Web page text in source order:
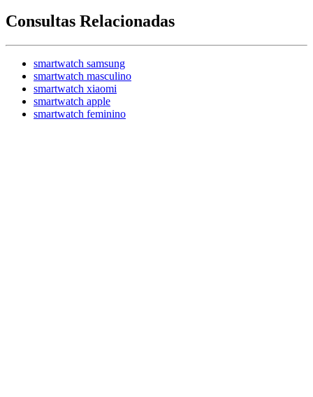
Consultas Relacionadas
smartwatch samsung
smartwatch masculino
smartwatch xiaomi
smartwatch apple
smartwatch feminino